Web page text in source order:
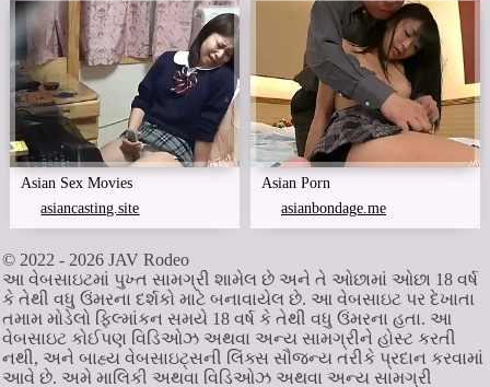
Asian Sex Movies
asiancasting.site
Asian Porn
asianbondage.me
© 2022 - 2026JAV Rodeo
આ વેબસાઇટમાં પુખ્ત સામગ્રી શામેલ છે અને તે ઓછામાં ઓછા 18 વર્ષ
કે તેથી વધુ ઉંમરના દર્શકો માટે બનાવાયેલ છે. આ વેબસાઇટ પર દેખાતા
તમામ મોડેલો ફિલ્માંકન સમયે 18 વર્ષ કે તેથી વધુ ઉંમરના હતા. આ
વેબસાઇટ કોઈપણ વિડિઓઝ અથવા અન્ય સામગ્રીને હોસ્ટ કરતી
નથી, અને બાહ્ય વેબસાઇટ્સની લિંક્સ સૌજન્ય તરીકે પ્રદાન કરવામાં
આવે છે. અમે માલિકી અથવા વિડિઓઝ અથવા અન્ય સામગ્રી